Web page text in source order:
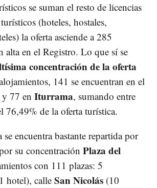
se suman el resto de licencias
(hoteles, hostales,
la oferta asciende a 285
alta en el Registro. Lo que sí se
concentración de la oferta
141 se encuentran en el
y 77 en Iturrama, sumando entre
76,49% de la oferta turística.
encuentra bastante repartida por
su concentración Plaza del
con 111 plazas: 5
hotel), calle San Nicolás (10